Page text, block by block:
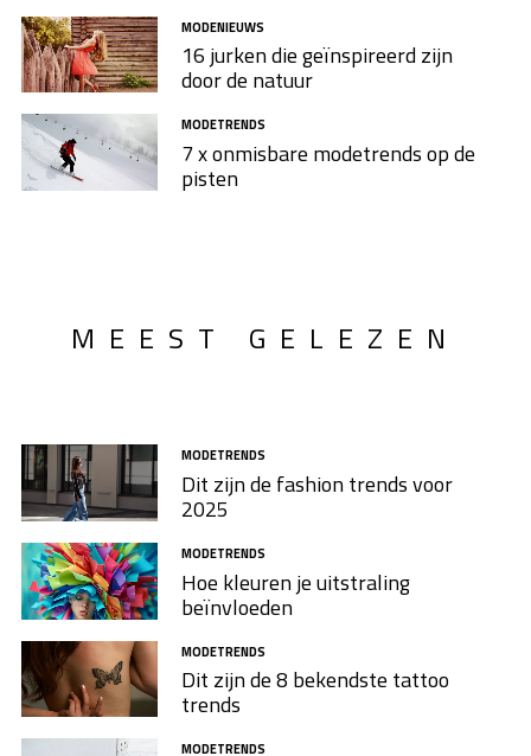
MODENIEUWS
16 jurken die geïnspireerd zijn
door de natuur
MODETRENDS
7 x onmisbare modetrends op de
pisten
MEEST GELEZEN
MODETRENDS
Dit zijn de fashion trends voor
2025
MODETRENDS
Hoe kleuren je uitstraling
beïnvloeden
MODETRENDS
Dit zijn de 8 bekendste tattoo
trends
MODETRENDS